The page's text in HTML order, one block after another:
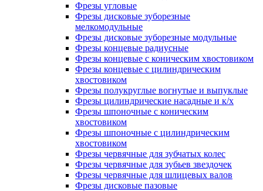
Фрезы угловые
Фрезы дисковые зуборезные
мелкомодульные
Фрезы дисковые зуборезные модульные
Фрезы концевые радиусные
Фрезы концевые с коническим хвостовиком
Фрезы концевые с цилиндрическим
хвостовиком
Фрезы полукруглые вогнутые и выпуклые
Фрезы цилиндрические насадные и к/х
Фрезы шпоночные с коническим
хвостовиком
Фрезы шпоночные с цилиндрическим
хвостовиком
Фрезы червячные для зубчатых колес
Фрезы червячные для зубьев звездочек
Фрезы червячные для шлицевых валов
Фрезы дисковые пазовые